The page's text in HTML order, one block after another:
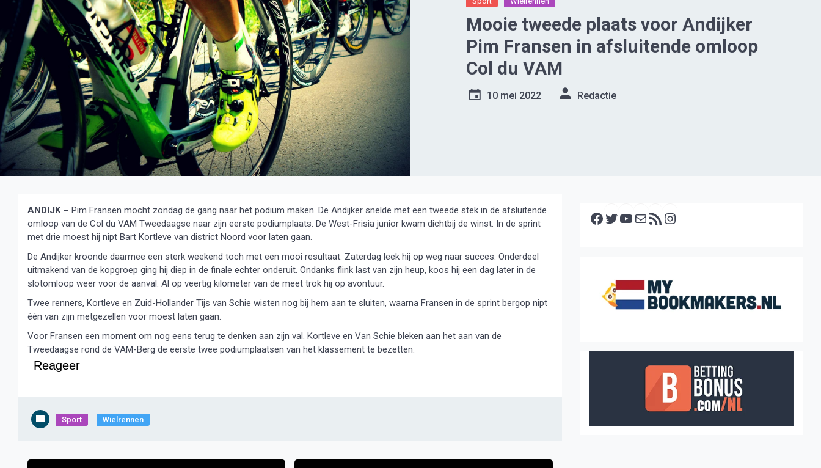
Mooie tweede plaats voor Andijker
Pim Fransen in afsluitende omloop
Col du VAM
10 mei 2022 Redactie
ANDIJK – Pim Fransen mocht zondag de gang naar het podium maken. De Andijker snelde met een tweede stek in de afsluitende
omloop van de Col du VAM Tweedaagse naar zijn eerste podiumplaats. De West-Frisia junior kwam dichtbij de winst. In de sprint
met drie moest hij nipt Bart Kortleve van district Noord voor laten gaan.
De Andijker kroonde daarmee een sterk weekend toch met een mooi resultaat. Zaterdag leek hij op weg naar succes. Onderdeel
uitmakend van de kopgroep ging hij diep in de finale echter onderuit. Ondanks flink last van zijn heup, koos hij een dag later in de
slotomloop weer voor de aanval. Al op veertig kilometer van de meet trok hij op avontuur.
Twee renners, Kortleve en Zuid-Hollander Tijs van Schie wisten nog bij hem aan te sluiten, waarna Fransen in de sprint bergop nipt
één van zijn metgezellen voor moest laten gaan.
Voor Fransen een moment om nog eens terug te denken aan zijn val. Kortleve en Van Schie bleken aan het aan van de
Tweedaagse rond de VAM-Berg de eerste twee podiumplaatsen van het klassement te bezetten.
Reageer
Sport Wielrennen
Bericht
Facebook Twitter YouTube E-mail RSS feed